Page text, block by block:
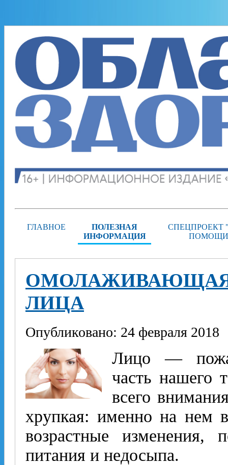
ГЛАВНОЕ
ПОЛЕЗНАЯ
ИНФОРМАЦИЯ
СПЕЦПРОЕКТ
ОМОЛАЖИВАЮЩАЯ
ЛИЦА
Опубликовано: 24 февраля 2018
Лицо —
часть нашего
всего
хрупкая: именно на нем
возрастные изменения,
питания и недосыпа.